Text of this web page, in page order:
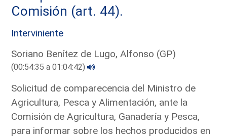
Comisión (art. 44).
Interviniente
Soriano Benítez de Lugo, Alfonso (GP)
(00:54:35 a 01:04:42)
Solicitud de comparecencia del Ministro de
Agricultura, Pesca y Alimentación, ante la
Comisión de Agricultura, Ganadería y Pesca,
para informar sobre los hechos producidos en